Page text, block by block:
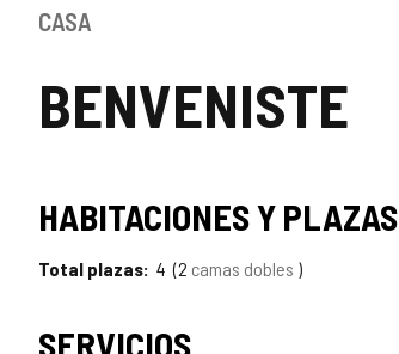
Castilla
LeónBENVENISTE
mis
CASA
HABITACIONES Y PLAZAS
Total plazas 4 2 camas dobles
SERVICIOS